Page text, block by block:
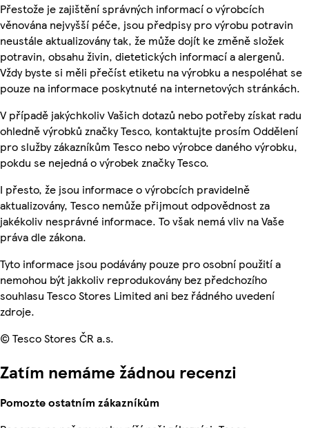
Přestože je zajištění správných informací o výrobcích
věnována nejvyšší péče, jsou předpisy pro výrobu potravin
neustále aktualizovány tak, že může dojít ke změně složek
potravin, obsahu živin, dietetických informací a alergenů.
Vždy byste si měli přečíst etiketu na výrobku a nespoléhat se
pouze na informace poskytnuté na internetových stránkách.
V případě jakýchkoliv Vašich dotazů nebo potřeby získat radu
ohledně výrobků značky Tesco, kontaktujte prosím Oddělení
pro služby zákazníkům Tesco nebo výrobce daného výrobku,
pokdu se nejedná o výrobek značky Tesco.
I přesto, že jsou informace o výrobcích pravidelně
aktualizovány, Tesco nemůže přijmout odpovědnost za
jakékoliv nesprávné informace. To však nemá vliv na Vaše
práva dle zákona.
Tyto informace jsou podávány pouze pro osobní použití a
nemohou být jakkoliv reprodukovány bez předchozího
souhlasu Tesco Stores Limited ani bez řádného uvedení
zdroje.
© Tesco Stores ČR a.s.
Zatím nemáme žádnou recenzi
Pomozte ostatním zákazníkům